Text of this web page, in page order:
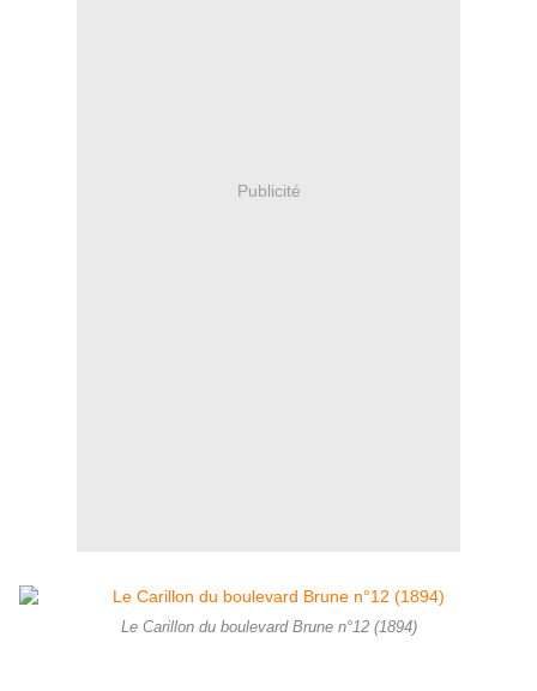
Publicité
Le Carillon du boulevard Brune n°12 (1894)